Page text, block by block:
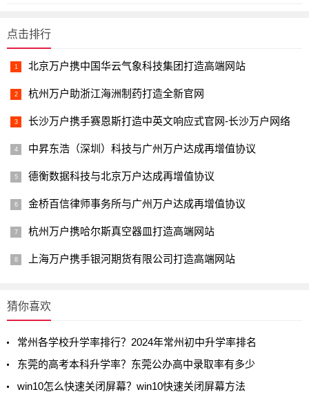
点击排行
北京万户携中国华云气象科技集团打造高端网站
杭州万户助浙江海洲制药打造全新官网
长沙万户携手赛恩斯打造中英文响应式官网-长沙万户网络
中昇东浩（深圳）科技与广州万户达成再增值协议
德衡数据科技与北京万户达成再增值协议
金桥百信律师事务所与广州万户达成再增值协议
杭州万户携哈尔斯真空器皿打造高端网站
上海万户携手银河期货有限公司打造高端网站
猜你喜欢
常州各学校升学率排行？2024年常州初中升学率排名
东莞的高考本科升学率？东莞公办高中录取率有多少
win10怎么快速关闭屏幕？win10快速关闭屏幕方法